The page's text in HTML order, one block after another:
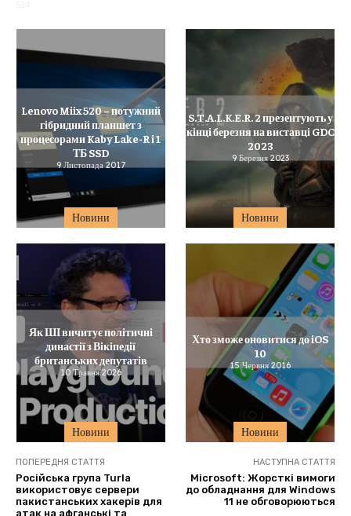
Новини
Lenovo Miix 520 – потужний
гібридний планшет з
процесорами Kaby Lake-R і 1
ТБ SSD
9 Листопада 2017
Новини
S.T.A.L.K.E.R. 2 презентують у
кінці березня на виставці GDC
2023
9 Березня 2023
Новини
Як ШІ вичитує політичні
династії з Вікіпедії
британських депутатів
10 Травня 2026
Новини
Хто зможе оновитися до iOS
10
15 Червня 2016
ПОПЕРЕДНЯ СТАТТЯ
Російська група Turla
використовує сервери
пакистанських хакерів для
атак на афганські та
НАСТУПНА СТАТТЯ
Microsoft: Жорсткі вимоги
до обладнання для Windows
11 не обговорюються